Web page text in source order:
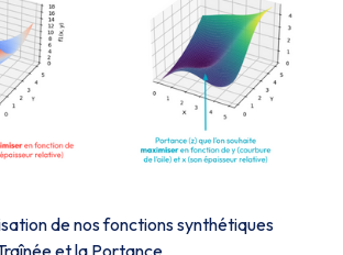
de nos fonctions synthétiques